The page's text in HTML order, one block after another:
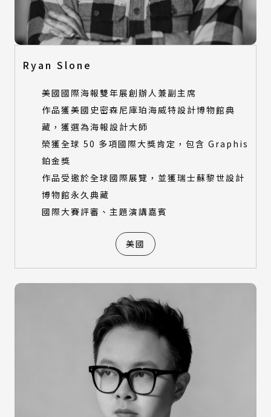
Ryan Slone
美國國際海報雙年展創辦人兼副主席
作品獲美國史密森尼庫珀海威特設計博物館典
藏，獲選為海報設計大師
榮獲全球 50 多項國際大獎肯定，包含 Graphis
鉑金獎
作品受邀於全球國際展覽，並獲瑞士蘇黎世設計
博物館永久典藏
國際大賽評審、主題演講嘉賓
美國